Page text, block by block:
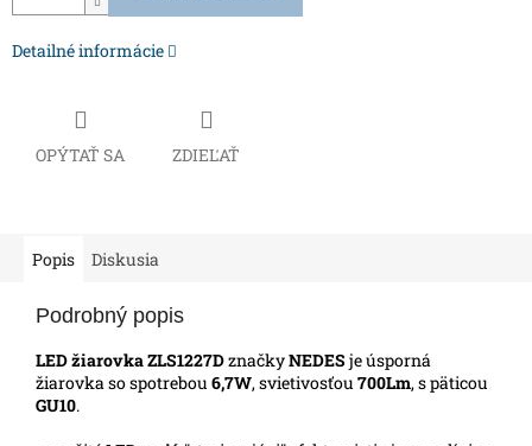
Detailné informácie
OPÝTAŤ SA ZDIEĽAŤ
Popis Diskusia
Podrobný popis
LED žiarovka ZLS1227DznačkyNEDES je úsporná
žiarovka so spotrebou 6,7W, svietivosťou 700Lm, s päticou
GU10.